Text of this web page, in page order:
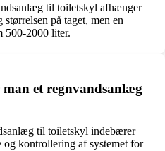
til toiletskyl afhænger
på taget, men en
500-2000 liter.
et regnvandsanlæg
til toiletskyl indebærer
kontrollering af systemet for